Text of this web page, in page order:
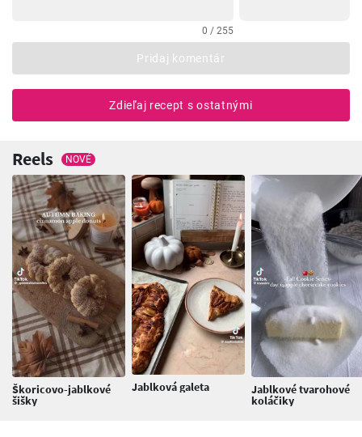
0 / 255
Pridaj komentár
Zdieľaj recept s ostatnými
Reels NOVÉ
Škoricovo-jablkové
šišky
Jablková galeta Jablkové tvarohové
koláčiky